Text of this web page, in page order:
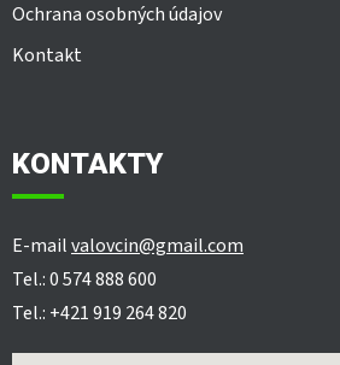
Ochrana osobných údajov
Kontakt
KONTAKTY
E-mailvalovcin@gmail.com
Tel.: 0 574 888 600
Tel.: +421 919 264 820